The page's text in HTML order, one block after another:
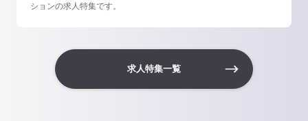
ションの求人特集です。
求人特集一覧